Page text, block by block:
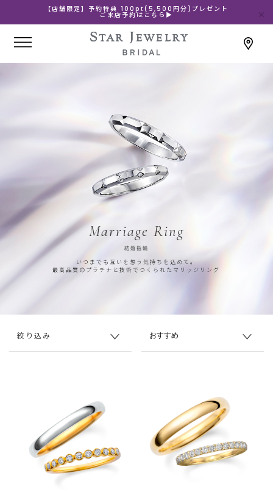
【店舗限定】予約特典 100pt(5,500円分)プレゼント
ご来店予約はこちら▶
Marriage Ring
結婚指輪
いつまでも互いを想う気持ちを込めて。
最高品質のプラチナと技術でつくられたマリッジリング
絞り込み